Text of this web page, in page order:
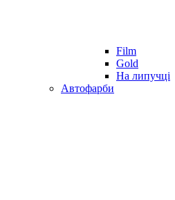
Film
Gold
На липучці
Автофарби